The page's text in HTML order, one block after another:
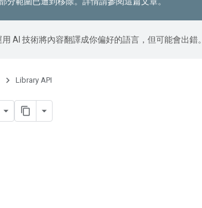
AI 技術將內容翻譯成你偏好的語言，但可能會出錯。
Library API